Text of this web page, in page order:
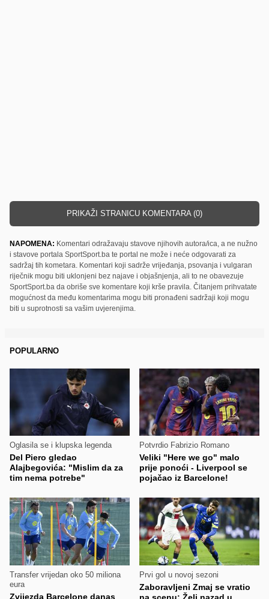
PRIKAŽI STRANICU KOMENTARA (0)
NAPOMENA: Komentari odražavaju stavove njihovih autora/ica, a ne nužno
i stavove portala SportSport.ba te portal ne može i neće odgovarati za
sadržaj tih kometara. Komentari koji sadrže vrijeđanja, psovanja i vulgaran
riječnik mogu biti uklonjeni bez najave i objašnjenja, ali to ne obavezuje
SportSport.ba da obriše sve komentare koji krše pravila. Čitanjem prihvatate
mogućnost da među komentarima mogu biti pronađeni sadržaji koji mogu
biti u suprotnosti sa vašim uvjerenjima.
POPULARNO
Oglasila se i klupska legenda
Del Piero gledao
Alajbegovića: "Mislim da za
tim nema potrebe"
Potvrdio Fabrizio Romano
Veliki "Here we go" malo
prije ponoći - Liverpool se
pojačao iz Barcelone!
Transfer vrijedan oko 50 miliona
eura
Zvijezda Barcelone danas
Prvi gol u novoj sezoni
Zaboravljeni Zmaj se vratio